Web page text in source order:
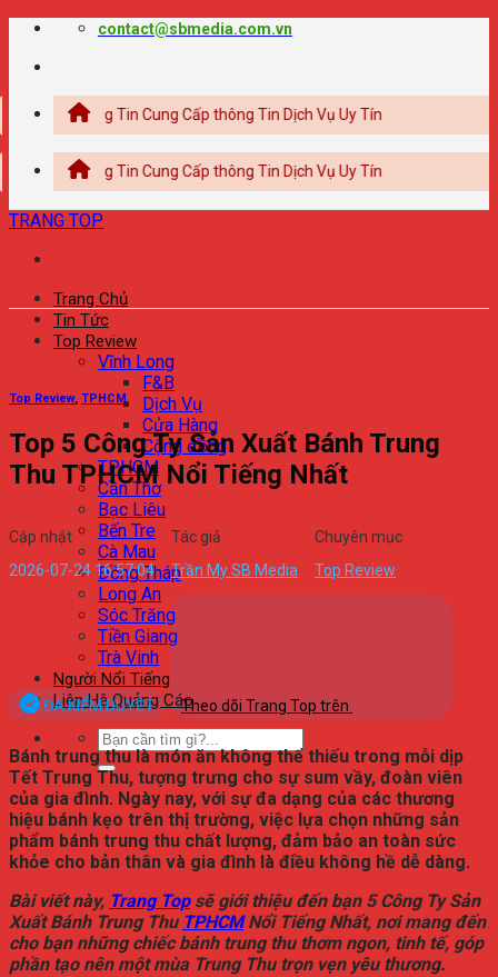
Chuyển
contact@sbmedia.com.vn
Thông Tin Cung Cấp thông Tin Dịch Vụ Uy Tín
Thông Tin Cung Cấp thông Tin Dịch Vụ Uy Tín
TRANG TOP
Trang Chủ
Tin Tức
Top Review
Vĩnh Long
F&B
Dịch Vụ
Cửa Hàng
Cộng đồng
TPHCM
Cần Thơ
Bạc Liêu
Bến Tre
Cà Mau
Đồng Tháp
Long An
Sóc Trăng
Tiền Giang
Trà Vinh
Người Nổi Tiếng
Liên Hệ Quảng Cáo
Top Review, TPHCM
Top 5 Công Ty Sản Xuất Bánh Trung
Thu TPHCM Nổi Tiếng Nhất
Cập nhật
2026-07-24 16:57:04
Tác giả
Trần My SB Media
Chuyên mục
Top Review
ĐÃ KIỂM DUYỆT Theo dõi Trang Top trên
Bánh trung thu là món ăn không thể thiếu trong mỗi dịp
Tết Trung Thu, tượng trưng cho sự sum vầy, đoàn viên
của gia đình. Ngày nay, với sự đa dạng của các thương
hiệu bánh kẹo trên thị trường, việc lựa chọn những sản
phẩm bánh trung thu chất lượng, đảm bảo an toàn sức
khỏe cho bản thân và gia đình là điều không hề dễ dàng.
Bài viết này, Trang Topsẽ giới thiệu đến bạn 5 Công Ty Sản
Xuất Bánh Trung Thu TPHCMNổi Tiếng Nhất, nơi mang đến
cho bạn những chiếc bánh trung thu thơm ngon, tinh tế, góp
phần tạo nên một mùa Trung Thu trọn vẹn yêu thương.